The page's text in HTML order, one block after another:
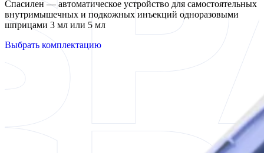
Спасилен — автоматическое устройство для самостоятельных
внутримышечных и подкожных инъекций одноразовыми
шприцами 3 мл или 5 мл
Выбрать комплектацию